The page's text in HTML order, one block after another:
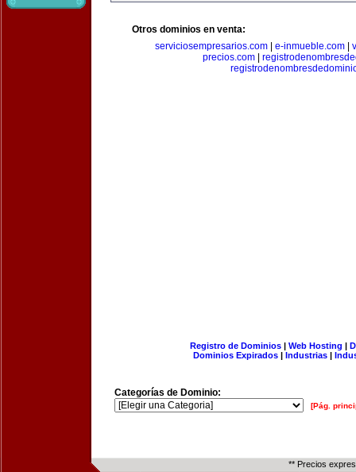
Otros dominios en venta:
serviciosempresarios.com| e-inmueble.com|
precios.com
Registro de Dominios| Web Hosting |
Dominios Expirados | Industrias |
Categorías de Dominio:
[Pág.
** Precios